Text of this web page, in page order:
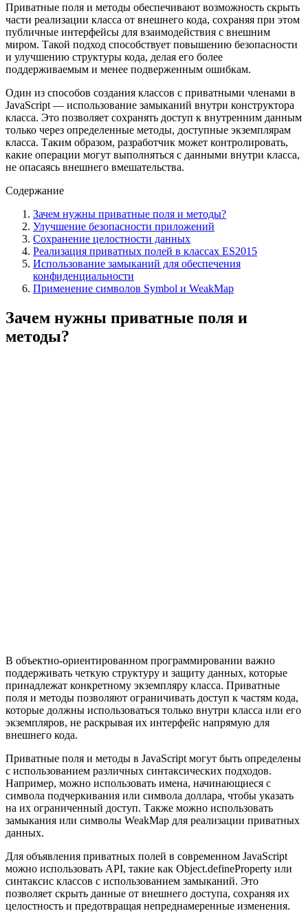
Приватные поля и методы обеспечивают возможность скрыть
части реализации класса от внешнего кода, сохраняя при этом
публичные интерфейсы для взаимодействия с внешним
миром. Такой подход способствует повышению безопасности
и улучшению структуры кода, делая его более
поддерживаемым и менее подверженным ошибкам.
Один из способов создания классов с приватными членами в
JavaScript — использование замыканий внутри конструктора
класса. Это позволяет сохранять доступ к внутренним данным
только через определенные методы, доступные экземплярам
класса. Таким образом, разработчик может контролировать,
какие операции могут выполняться с данными внутри класса,
не опасаясь внешнего вмешательства.
Содержание
Зачем нужны приватные поля и методы?
Улучшение безопасности приложений
Сохранение целостности данных
Реализация приватных полей в классах ES2015
Использование замыканий для обеспечения
конфиденциальности
Применение символов Symbol и WeakMap
Зачем нужны приватные поля и
методы?
В объектно-ориентированном программировании важно
поддерживать четкую структуру и защиту данных, которые
принадлежат конкретному экземпляру класса. Приватные
поля и методы позволяют ограничивать доступ к частям кода,
которые должны использоваться только внутри класса или его
экземпляров, не раскрывая их интерфейс напрямую для
внешнего кода.
Приватные поля и методы в JavaScript могут быть определены
с использованием различных синтаксических подходов.
Например, можно использовать имена, начинающиеся с
символа подчеркивания или символа доллара, чтобы указать
на их ограниченный доступ. Также можно использовать
замыкания или символы WeakMap для реализации приватных
данных.
Для объявления приватных полей в современном JavaScript
можно использовать API, такие как Object.defineProperty или
синтаксис классов с использованием замыканий. Это
позволяет скрыть данные от внешнего доступа, сохраняя их
целостность и предотвращая непреднамеренные изменения.